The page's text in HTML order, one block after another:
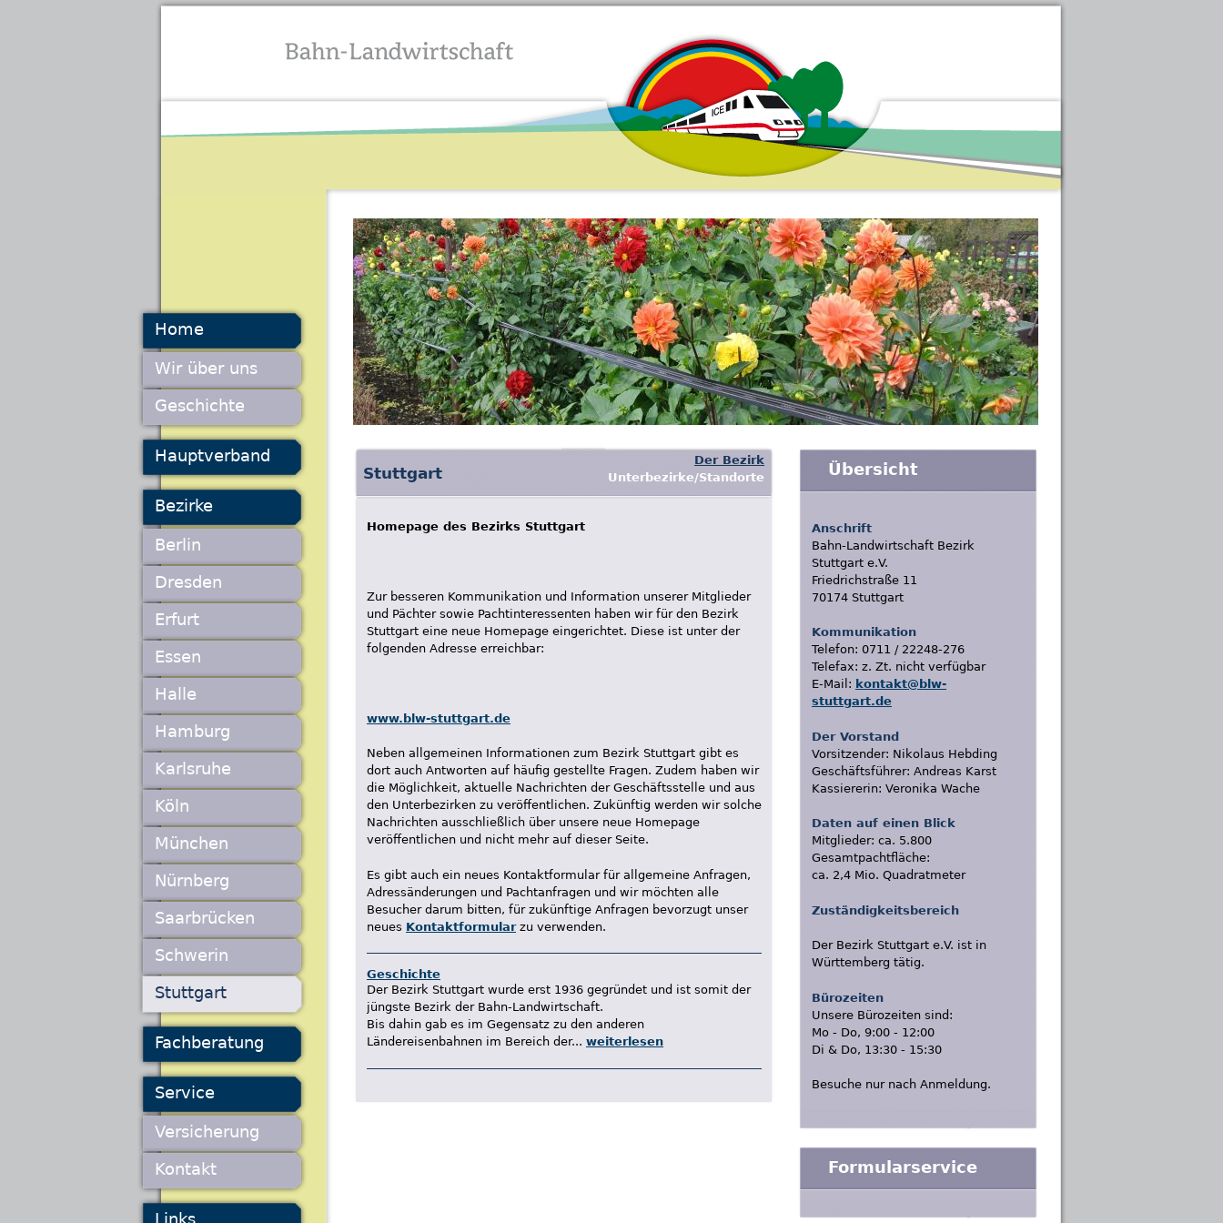
Jump to navigation
Der Bezirk
Unterbezirke/Standorte
Stuttgart
Homepage des Bezirks Stuttgart
Zur besseren Kommunikation und Information unserer Mitglieder
und Pächter sowie Pachtinteressenten haben wir für den Bezirk
Stuttgart eine neue Homepage eingerichtet. Diese ist unter der
folgenden Adresse erreichbar:
www.blw-stuttgart.de
Neben allgemeinen Informationen zum Bezirk Stuttgart gibt es
dort auch Antworten auf häufig gestellte Fragen. Zudem haben wir
die Möglichkeit, aktuelle Nachrichten der Geschäftsstelle und aus
den Unterbezirken zu veröffentlichen. Zukünftig werden wir solche
Nachrichten ausschließlich über unsere neue Homepage
veröffentlichen und nicht mehr auf dieser Seite.
Es gibt auch ein neues Kontaktformular für allgemeine Anfragen,
Adressänderungen und Pachtanfragen und wir möchten alle
Besucher darum bitten, für zukünftige Anfragen bevorzugt unser
neues Kontaktformularzu verwenden.
Geschichte
Der Bezirk Stuttgart wurde erst 1936 gegründet und ist somit der
jüngste Bezirk der Bahn-Landwirtschaft.
Bis dahin gab es im Gegensatz zu den anderen
Ländereisenbahnen im Bereich der... weiterlesen
Home
Wir über uns
Geschichte
Hauptverband
Bezirke
Berlin
Dresden
Erfurt
Essen
Halle
Hamburg
Karlsruhe
Köln
München
Nürnberg
Saarbrücken
Schwerin
Stuttgart
Fachberatung
Service
Versicherung
Kontakt
Links
Übersicht
Anschrift
Bahn-Landwirtschaft Bezirk
Stuttgart e.V.
Friedrichstraße 11
70174 Stuttgart
Kommunikation
Telefon: 0711 / 22248-276
Telefax: z. Zt. nicht verfügbar
E-Mail: kontakt@blw-
stuttgart.de
Der Vorstand
Vorsitzender: Nikolaus Hebding
Geschäftsführer: Andreas Karst
Kassiererin: Veronika Wache
Daten auf einen Blick
Mitglieder: ca. 5.800
Gesamtpachtfläche:
ca. 2,4 Mio. Quadratmeter
Zuständigkeitsbereich
Der Bezirk Stuttgart e.V. ist in
Württemberg tätig.
Bürozeiten
Unsere Bürozeiten sind:
Mo - Do, 9:00 - 12:00
Di & Do, 13:30 - 15:30
Besuche nur nach Anmeldung.
Formularservice